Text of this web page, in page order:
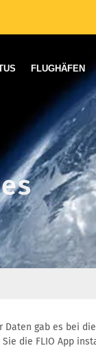
FLUGHÄFEN
Daten gab es bei
die FLIO App